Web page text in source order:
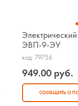
ЭВП-9-ЭУ
код: 79756
949.00 руб.
СООБЩИТЬ О